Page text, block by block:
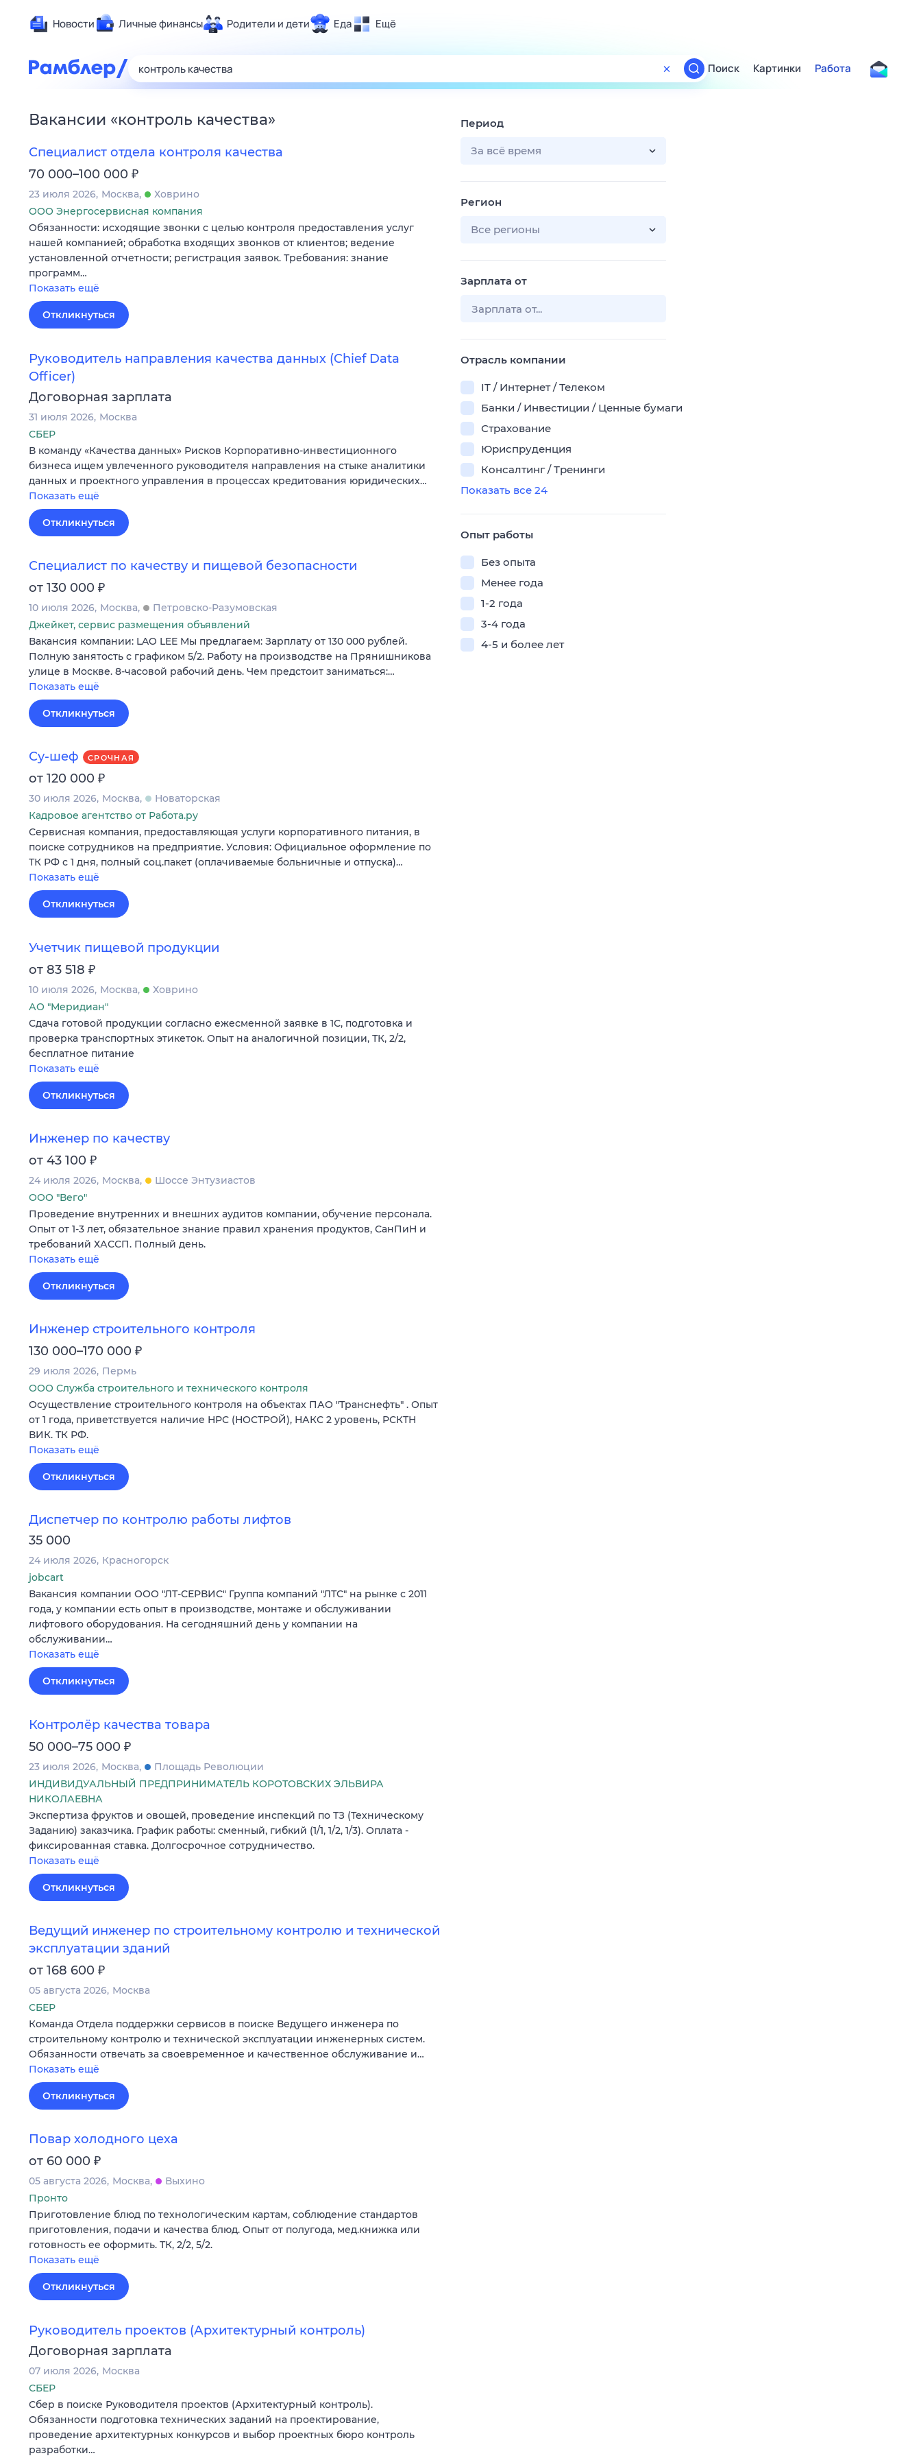
Новости Личные финансы Родители и дети Еда Ещё
Развлечения и отдых
Спорт
Карьера
Сберегаем вместе
Гороскопы
Поиск
ТВ-программа
Поиск Картинки Работа
Вакансии «контроль качества»
Специалист отдела контроля качества
70 000–100 000 ₽
23 июля 2026 Москва
Ховрино
ООО Энергосервисная компания
Обязанности: исходящие звонки с целью контроля предоставления услуг
нашей компанией; обработка входящих звонков от клиентов; ведение
установленной отчетности; регистрация заявок. Требования: знание
программ…
Показать ещё
Откликнуться
Руководитель направления качества данных (Chief Data
Officer)
Договорная зарплата
31 июля 2026 Москва
СБЕР
В команду «Качества данных» Рисков Корпоративно-инвестиционного
бизнеса ищем увлеченного руководителя направления на стыке аналитики
данных и проектного управления в процессах кредитования юридических…
Показать ещё
Откликнуться
Специалист по качеству и пищевой безопасности
от 130 000 ₽
10 июля 2026 Москва
Петровско-Разумовская
Джейкет, сервис размещения объявлений
Вакансия компании: LAO LEE Мы предлагаем: Зарплату от 130 000 рублей.
Полную занятость с графиком 5/2. Работу на производстве на Прянишникова
улице в Москве. 8-часовой рабочий день. Чем предстоит заниматься:…
Показать ещё
Откликнуться
Су-шеф СРОЧНАЯ
от 120 000 ₽
30 июля 2026 Москва
Новаторская
Кадровое агентство от Работа.ру
Сервисная компания, предоставляющая услуги корпоративного питания, в
поиске сотрудников на предприятие. Условия: Официальное оформление по
ТК РФ с 1 дня, полный соц.пакет (оплачиваемые больничные и отпуска)…
Показать ещё
Откликнуться
Учетчик пищевой продукции
от 83 518 ₽
10 июля 2026 Москва
Ховрино
АО "Меридиан"
Сдача готовой продукции согласно ежесменной заявке в 1С, подготовка и
проверка транспортных этикеток. Опыт на аналогичной позиции, ТК, 2/2,
бесплатное питание
Показать ещё
Откликнуться
Инженер по качеству
от 43 100 ₽
24 июля 2026 Москва
Шоссе Энтузиастов
ООО "Вего"
Проведение внутренних и внешних аудитов компании, обучение персонала.
Опыт от 1-3 лет, обязательное знание правил хранения продуктов, СанПиН и
требований ХАССП. Полный день.
Показать ещё
Откликнуться
Инженер строительного контроля
130 000–170 000 ₽
29 июля 2026 Пермь
ООО Служба строительного и технического контроля
Осуществление строительного контроля на объектах ПАО "Транснефть" . Опыт
от 1 года, приветствуется наличие НРС (НОСТРОЙ), НАКС 2 уровень, РСКТН
ВИК. ТК РФ.
Показать ещё
Откликнуться
Диспетчер по контролю работы лифтов
35 000
24 июля 2026 Красногорск
jobcart
Вакансия компании ООО "ЛТ-СЕРВИС" Группа компаний "ЛТС" на рынке с 2011
года, у компании есть опыт в производстве, монтаже и обслуживании
лифтового оборудования. На сегодняшний день у компании на
обслуживании…
Показать ещё
Откликнуться
Контролёр качества товара
50 000–75 000 ₽
23 июля 2026 Москва
Площадь Революции
ИНДИВИДУАЛЬНЫЙ ПРЕДПРИНИМАТЕЛЬ КОРОТОВСКИХ ЭЛЬВИРА
НИКОЛАЕВНА
Экспертиза фруктов и овощей, проведение инспекций по ТЗ (Техническому
Заданию) заказчика. График работы: сменный, гибкий (1/1, 1/2, 1/3). Оплата -
фиксированная ставка. Долгосрочное сотрудничество.
Показать ещё
Откликнуться
Ведущий инженер по строительному контролю и технической
эксплуатации зданий
от 168 600 ₽
05 августа 2026 Москва
СБЕР
Команда Отдела поддержки сервисов в поиске Ведущего инженера по
строительному контролю и технической эксплуатации инженерных систем.
Обязанности отвечать за своевременное и качественное обслуживание и…
Показать ещё
Откликнуться
Повар холодного цеха
от 60 000 ₽
05 августа 2026 Москва
Выхино
Пронто
Приготовление блюд по технологическим картам, соблюдение стандартов
приготовления, подачи и качества блюд. Опыт от полугода, мед.книжка или
готовность ее оформить. ТК, 2/2, 5/2.
Показать ещё
Откликнуться
Руководитель проектов (Архитектурный контроль)
Договорная зарплата
07 июля 2026 Москва
СБЕР
Сбер в поиске Руководителя проектов (Архитектурный контроль).
Обязанности подготовка технических заданий на проектирование,
проведение архитектурных конкурсов и выбор проектных бюро контроль
разработки…
Период
За всё время
Регион
Все регионы
Зарплата от
Отрасль компании
IT / Интернет / Телеком
Банки / Инвестиции / Ценные бумаги
Страхование
Юриспруденция
Консалтинг / Тренинги
Показать все 24
Опыт работы
Без опыта
Менее года
1-2 года
3-4 года
4-5 и более лет